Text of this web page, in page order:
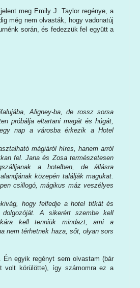
meg Emily J. Taylor regénye, a
még nem olvasták, hogy vadonatúj
során, és fedezzük fel együtt a
Aligney-ba, de rossz sorsa
próbálja eltartani magát és húgát,
nap a városba érkezik a Hotel
mágiáról híres, hanem arról
fel. Jana és Zosa természetesen
a hotelben, de állásra
közepén találják magukat.
csillogó, mágikus máz veszélyes
hogy felfedje a hotel titkát és
A sikerért szembe kell
kell tenniük mindazt, ami a
nem térhetnek haza, sőt, olyan sors
egyik regényt sem olvastam (bár
volt körülötte), így számomra ez a